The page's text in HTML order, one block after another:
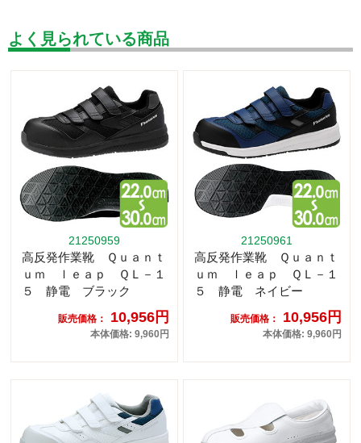
よく見られている商品
21250959
高反発作業靴 Ｑｕａｎｔ
ｕｍ ｌｅａｐ ＱＬ－１
５ 静電 ブラック
販売価格： 10,956円
本体価格: 9,960円
21250961
高反発作業靴 Ｑｕａｎｔ
ｕｍ ｌｅａｐ ＱＬ－１
５ 静電 ネイビー
販売価格： 10,956円
本体価格: 9,960円